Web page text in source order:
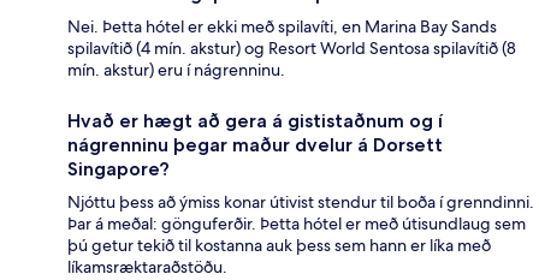
Nei. Þetta hótel er ekki með spilavíti, en Marina Bay Sands
spilavítið (4 mín. akstur) og Resort World Sentosa spilavítið (8
mín. akstur) eru í nágrenninu.
Hvað er hægt að gera á gististaðnum og í
nágrenninu þegar maður dvelur á Dorsett
Singapore?
Njóttu þess að ýmiss konar útivist stendur til boða í grenndinni.
Þar á meðal: gönguferðir. Þetta hótel er með útisundlaug sem
þú getur tekið til kostanna auk þess sem hann er líka með
líkamsræktaraðstöðu.